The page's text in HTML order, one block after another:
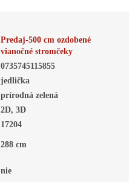
Predaj-500 cm ozdobené
vianočné stromčeky
0735745115855
jedlička
prírodná zelená
2D, 3D
17204
288 cm
nie